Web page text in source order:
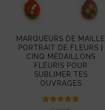
MARQUEURS DE MAILLE
PORTRAIT DE FLEURS |
CINQ MÉDAILLONS
FLEURIS POUR
SUBLIMER TES
OUVRAGES